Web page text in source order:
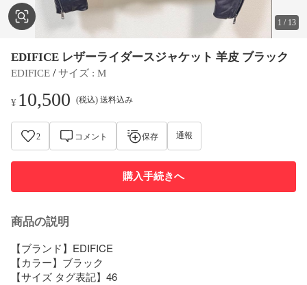
1 / 13
EDIFICE レザーライダースジャケット 羊皮 ブラック
EDIFICE / サイズ : M
¥ 10,500 (税込) 送料込み
2 コメント 保存 通報
購入手続きへ
商品の説明
【ブランド】EDIFICE
【カラー】ブラック
【サイズ タグ表記】46